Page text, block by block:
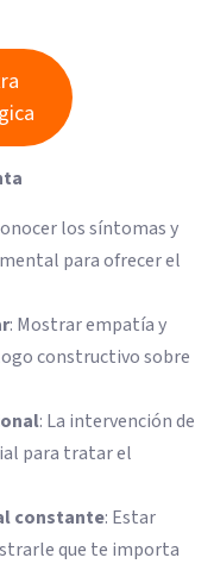
los síntomas y
para ofrecer el
: Mostrar empatía y
constructivo sobre
: La intervención de
para tratar el
constante: Estar
que te importa